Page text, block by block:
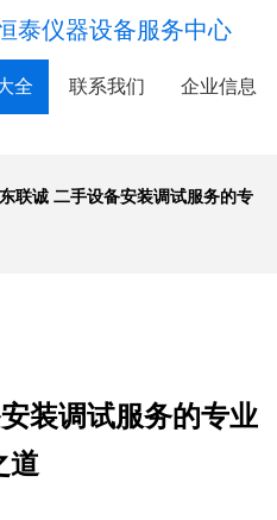
泰仪器设备服务中心
全 联系我们 企业信息
联诚 二手设备安装调试服务的专
装调试服务的专业
道